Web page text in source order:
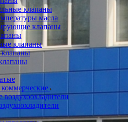
клапаны
масла
клапаны
клапаны